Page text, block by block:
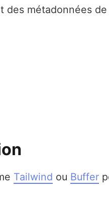
des métadonnées
Tailwind ou Buffer